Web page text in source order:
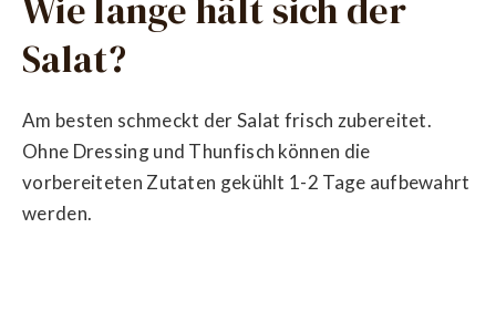
Salat?
Am besten schmeckt der Salat frisch zubereitet.
Ohne Dressing und Thunfisch können die
vorbereiteten Zutaten gekühlt 1-2 Tage aufbewahrt
werden.